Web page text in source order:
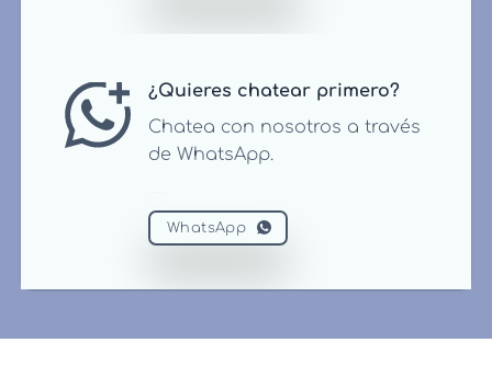
¿Quieres chatear primero?
Chatea con nosotros a través
de WhatsApp.
WhatsApp